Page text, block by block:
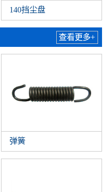
140挡尘盘
查看更多+
弹簧